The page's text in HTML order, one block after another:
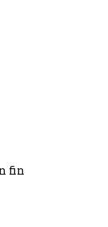
fin